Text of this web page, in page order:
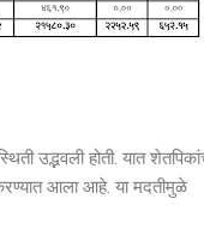
उद्भवली होती. यात
आला आहे. या मदतीमुळे